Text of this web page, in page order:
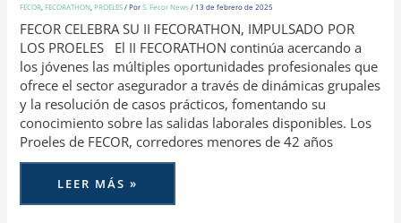
FECOR,FECORATHON,PROELES/ PorS. Fecor News/ 13 de febrero de 2025
FECOR CELEBRA SU II FECORATHON, IMPULSADO POR
LOS PROELES El II FECORATHON continúa acercando a
los jóvenes las múltiples oportunidades profesionales que
ofrece el sector asegurador a través de dinámicas grupales
y la resolución de casos prácticos, fomentando su
conocimiento sobre las salidas laborales disponibles. Los
Proeles de FECOR, corredores menores de 42 años
LEER MÁS »